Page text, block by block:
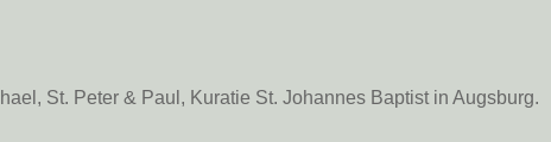
St. Peter & Paul, Kuratie St. Johannes Baptist in Augsburg.